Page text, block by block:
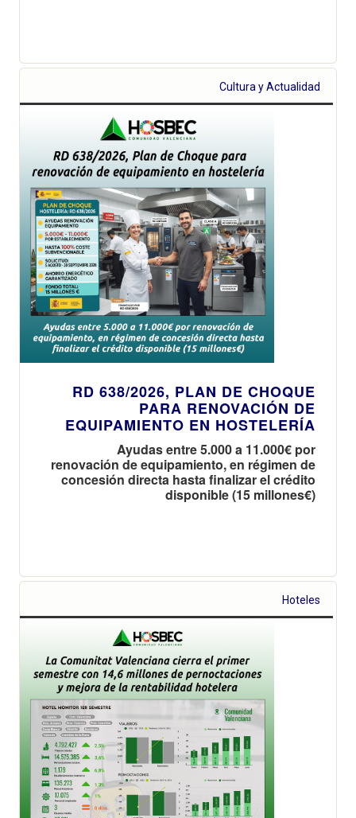
Cultura y Actualidad
RD 638/2026, PLAN DE CHOQUE
PARA RENOVACIÓN DE
EQUIPAMIENTO EN HOSTELERÍA
Ayudas entre 5.000 a 11.000€ por
renovación de equipamiento, en régimen de
concesión directa hasta finalizar el crédito
disponible (15 millones€)
Hoteles